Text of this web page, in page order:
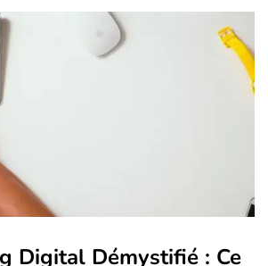
Digital Démystifié : Ce